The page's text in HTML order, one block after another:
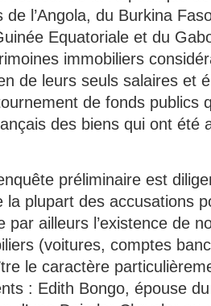
de l’Angola, du Burkina
Equatoriale et du
immobiliers
de leurs seuls salaires et
de fonds publics
des biens qui ont été
préliminaire est
la plupart des accusations
par ailleurs l’existence de
(voitures, comptes
le caractère
: Edith Bongo, épouse